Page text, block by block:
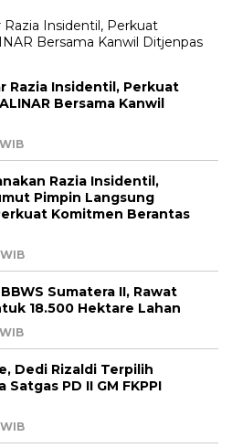
Razia Insidentil, Perkuat
Bersama Kanwil
Razia Insidentil,
Pimpin Langsung
Komitmen Berantas
Sumatera II, Rawat
18.500 Hektare Lahan
Dedi Rizaldi Terpilih
PD II GM FKPPI